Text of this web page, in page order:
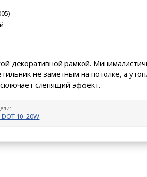
декоративной рамкой.
не заметным на потолке, а
слепящий эффект.
10–20W